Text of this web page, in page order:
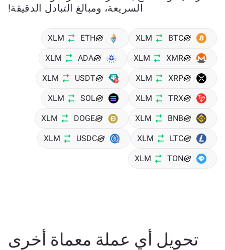
السريعة، ومبالغ التبادل الدقيقة!
BTC
XLM
ETH
XLM
XMR
XLM
ADA
XLM
XRP
XLM
USDT
XLM
TRX
XLM
SOL
XLM
BNB
XLM
DOGE
XLM
LTC
XLM
USDC
XLM
TON
XLM
تحويل أي عملة معماة أخرى